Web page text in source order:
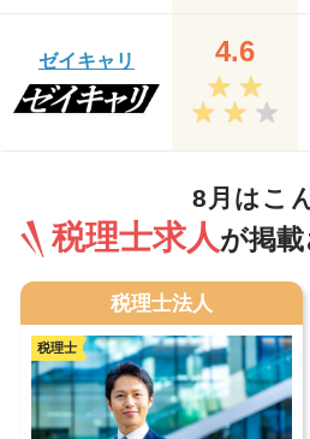
ゼイキャリ 4.6
8月はこ
税理士求人が掲
税理士法人
税理士